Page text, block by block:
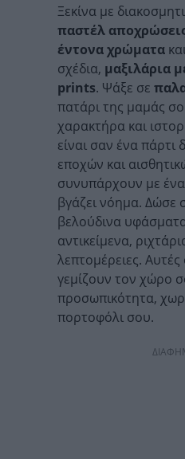
Ξεκίνα με
παστέλ
έντονα χρώματα
σχέδια, μαξιλάρια
prints. Ψάξε σε
πατάρι της μαμάς
χαρακτήρα και
είναι σαν ένα πάρτι
εποχών και
συνυπάρχουν με
βγάζει νόημα. Δώσε
βελούδινα
αντικείμενα,
λεπτομέρειες. Αυτές
γεμίζουν τον χώρο
προσωπικότητα,
πορτοφόλι σου.